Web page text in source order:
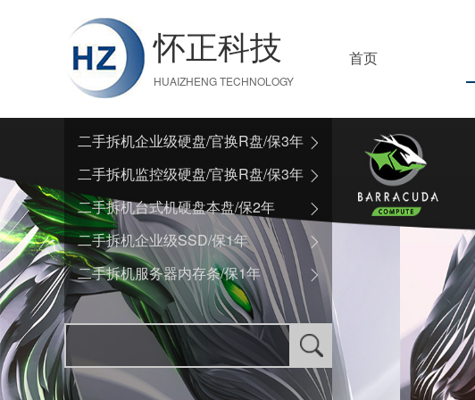
怀正科技
HUAIZHENG TECHNOLOGY
首页
二手拆机企业级硬盘/官换R盘/保3年
二手拆机监控级硬盘/官换R盘/保3年
二手拆机台式机硬盘本盘/保2年
二手拆机企业级SSD/保1年
二手拆机服务器内存条/保1年